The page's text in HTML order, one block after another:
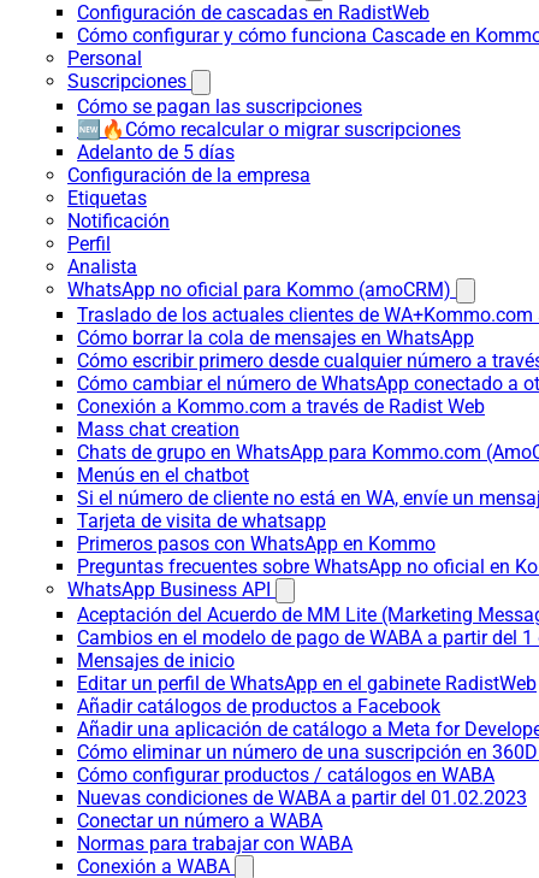
Configuración de cascadas en RadistWeb
Cómo configurar y cómo funciona Cascade en
Personal
Suscripciones
Cómo se pagan las suscripciones
🆕🔥Cómo recalcular o migrar suscripciones
Adelanto de 5 días
Configuración de la empresa
Etiquetas
Notificación
Perfil
Analista
WhatsApp no oficial para Kommo (amoCRM)
Traslado de los actuales clientes de
Cómo borrar la cola de mensajes en WhatsApp
Cómo escribir primero desde cualquier número a
Cómo cambiar el número de WhatsApp conectado a
Conexión a Kommo.com a través de Radist Web
Mass chat creation
Chats de grupo en WhatsApp para Kommo.com
Menús en el chatbot
Si el número de cliente no está en WA, envíe un
Tarjeta de visita de whatsapp
Primeros pasos con WhatsApp en Kommo
Preguntas frecuentes sobre WhatsApp no oficial en
WhatsApp Business API
Aceptación del Acuerdo de MM Lite (Marketing
Cambios en el modelo de pago de WABA a partir del
Mensajes de inicio
Editar un perfil de WhatsApp en el gabinete RadistWeb
Añadir catálogos de productos a Facebook
Añadir una aplicación de catálogo a Meta for
Cómo eliminar un número de una suscripción en
Cómo configurar productos / catálogos en WABA
Nuevas condiciones de WABA a partir del 01.02.2023
Conectar un número a WABA
Normas para trabajar con WABA
Conexión a WABA